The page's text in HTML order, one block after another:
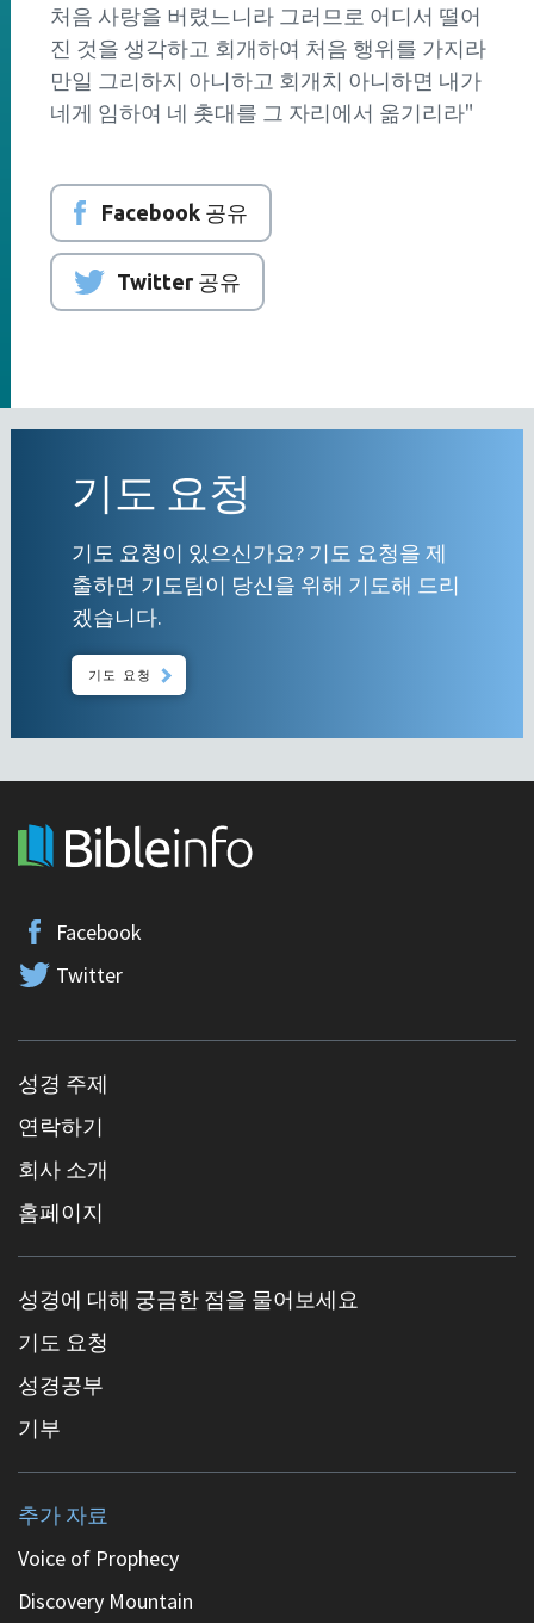
처음 사랑을 버렸느니라 그러므로 어디서 떨어
진 것을 생각하고 회개하여 처음 행위를 가지라
만일 그리하지 아니하고 회개치 아니하면 내가
네게 임하여 네 촛대를 그 자리에서 옮기리라"
Facebook 공유
Twitter 공유
기도 요청
기도 요청이 있으신가요? 기도 요청을 제
출하면 기도팀이 당신을 위해 기도해 드리
겠습니다.
기도 요청
Facebook
Twitter
성경 주제
연락하기
회사 소개
홈페이지
성경에 대해 궁금한 점을 물어보세요
기도 요청
성경공부
기부
추가 자료
Voice of Prophecy
Discovery Mountain